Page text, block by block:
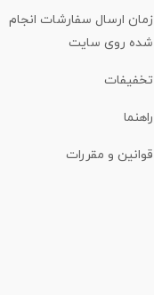
زمان ارسال سفارشات انجام
شده روی سایت
تخفیفات
راهنما
قوانین و مقررات